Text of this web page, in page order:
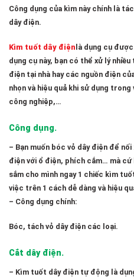
Công dụng của kìm này chính là
dây điện.
Kìm tuốt dây điện là dụng cụ
dụng cụ này, bạn có thể xử lý
điện tại nhà hay các nguồn điện
nhọn và hiệu quả khi sử dụng
công nghiệp,…
Công dụng.
– Bạn muốn bóc vỏ dây điện để
điện với ổ điện, phích cắm… mà
sắm cho mình ngay 1 chiếc kìm
việc trên 1 cách dễ dàng và hiệu
– Công dụng chính:
Bóc, tách vỏ dây điện các loại.
Cắt dây điện.
– Kìm tuốt dây điện tự động là